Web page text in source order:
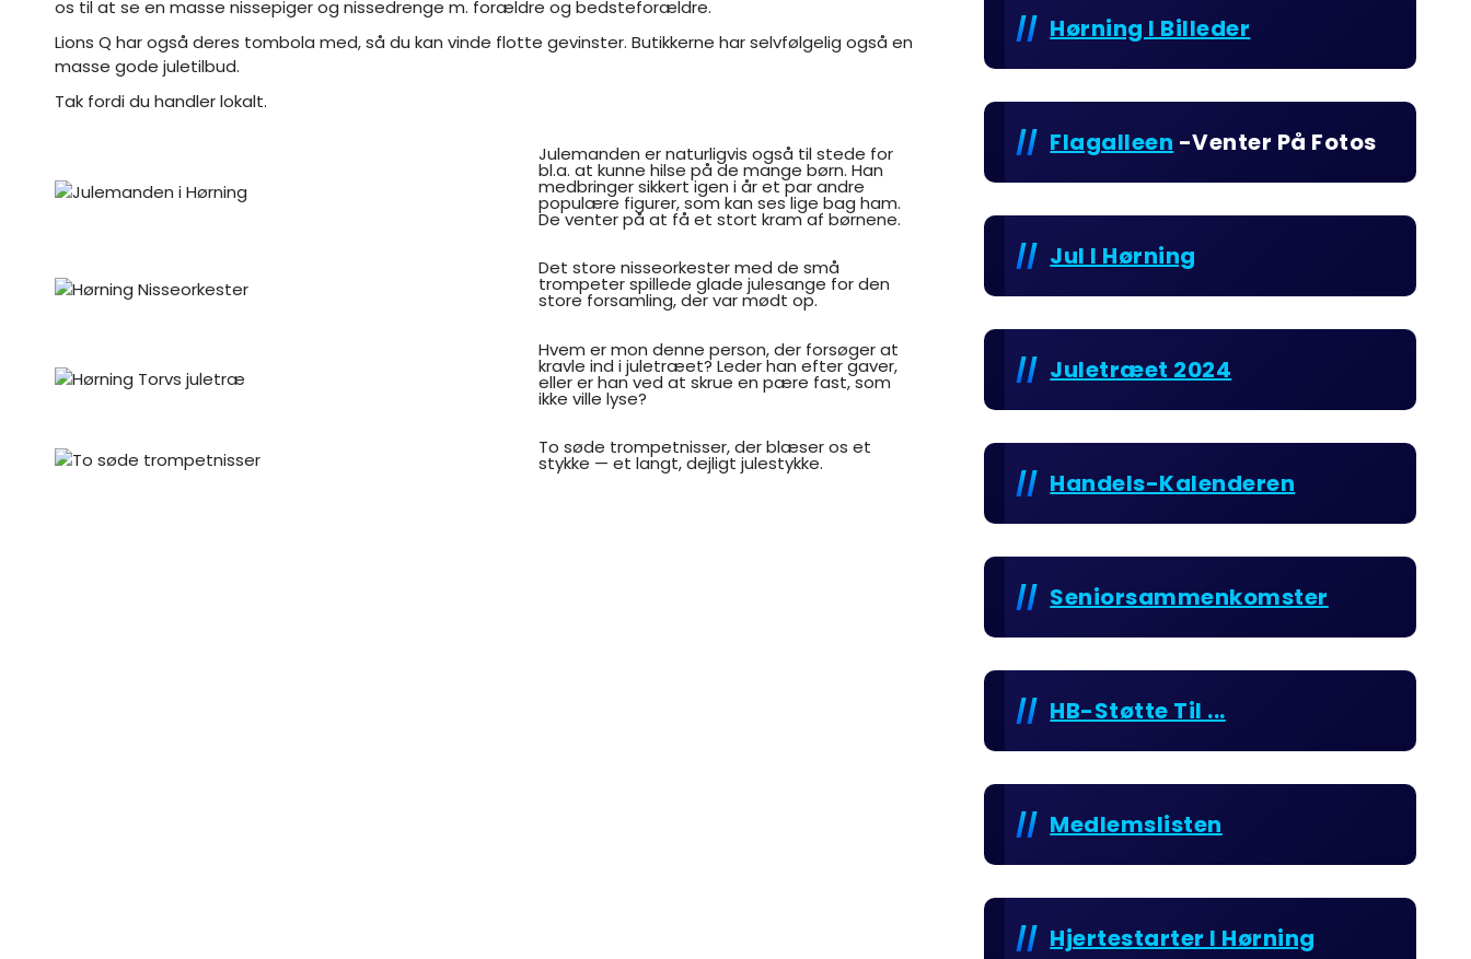
os til at se en masse nissepiger og nissedrenge m. forældre og bedsteforældre.
Lions Q har også deres tombola med, så du kan vinde flotte gevinster. Butikkerne har selvfølgelig også en
masse gode juletilbud.
Tak fordi du handler lokalt.
Julemanden er naturligvis også til stede for
bl.a. at kunne hilse på de mange børn. Han
medbringer sikkert igen i år et par andre
populære figurer, som kan ses lige bag ham.
De venter på at få et stort kram af børnene.
Det store nisseorkester med de små
trompeter spillede glade julesange for den
store forsamling, der var mødt op.
Hvem er mon denne person, der forsøger at
kravle ind i juletræet? Leder han efter gaver,
eller er han ved at skrue en pære fast, som
ikke ville lyse?
To søde trompetnisser, der blæser os et
stykke — et langt, dejligt julestykke.
Hørning I Billeder
Flagalleen -venter På Fotos
Jul I Hørning
Juletræet 2024
Handels-Kalenderen
Seniorsammenkomster
HB-Støtte Til ...
Medlemslisten
Hjertestarter I Hørning